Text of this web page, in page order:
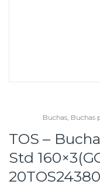
Buchas Buchas
TOS –
Std